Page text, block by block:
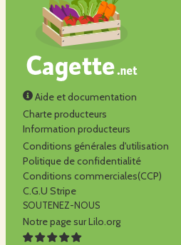
Aide et documentation
Charte producteurs
Information producteurs
Conditions générales d'utilisation
Politique de confidentialité
Conditions commerciales(CCP)
C.G.U Stripe
SOUTENEZ-NOUS
Notre page sur Lilo.org